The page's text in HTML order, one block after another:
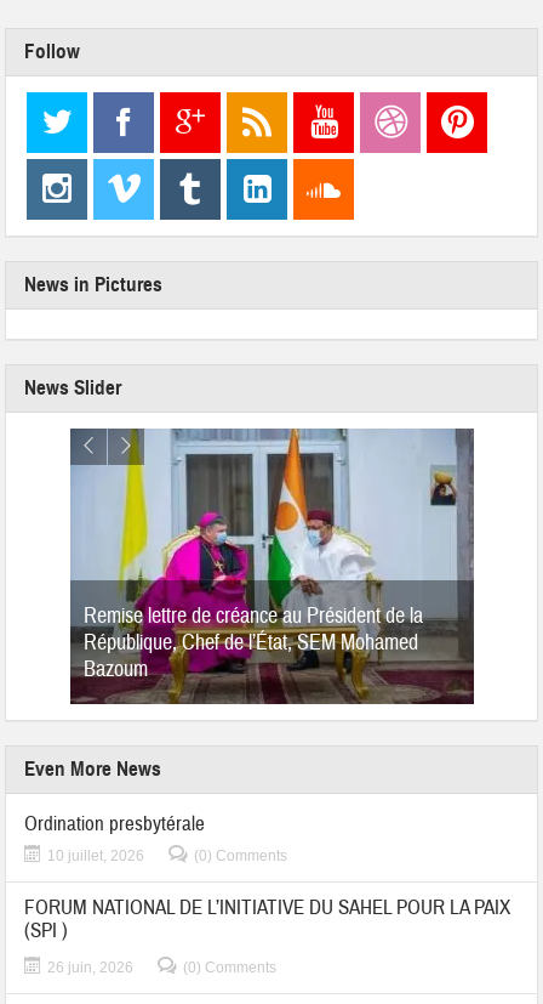
Follow
News in Pictures
News Slider
Remise lettre de créance au Président de la
République, Chef de l’État, SEM Mohamed
Bazoum
Even More News
Ordination presbytérale
10 juillet, 2026 (0) Comments
FORUM NATIONAL DE L’INITIATIVE DU SAHEL POUR LA PAIX
(SPI )
26 juin, 2026 (0) Comments